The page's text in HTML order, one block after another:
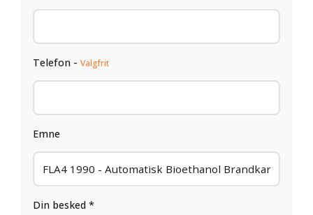
Telefon - Valgfrit
Emne
Din besked *